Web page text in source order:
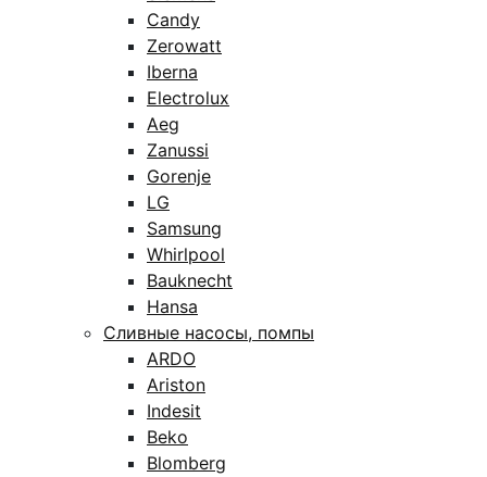
Candy
Zerowatt
Iberna
Electrolux
Aeg
Zanussi
Gorenje
LG
Samsung
Whirlpool
Bauknecht
Hansa
Сливные насосы, помпы
ARDO
Ariston
Indesit
Beko
Blomberg